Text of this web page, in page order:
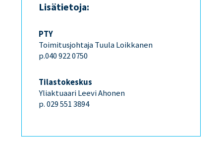
Lisätietoja:
PTY
Toimitusjohtaja Tuula Loikkanen
p.040 922 0750
Tilastokeskus
Yliaktuaari Leevi Ahonen
p. 029 551 3894